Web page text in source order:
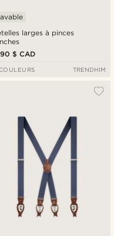
larges à pinces
$ CAD
TRENDHIM